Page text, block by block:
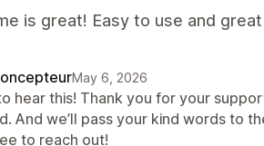
is great! Easy to use and
May 6, 2026
hear this! Thank you for your
And we’ll pass your kind words to
to reach out!